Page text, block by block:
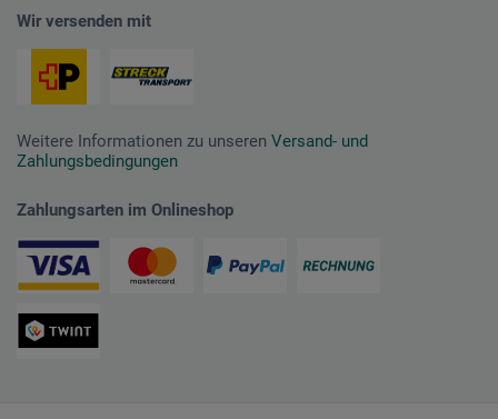
Wir versenden mit
Weitere Informationen zu unseren Versand- und
Zahlungsbedingungen
Zahlungsarten im Onlineshop